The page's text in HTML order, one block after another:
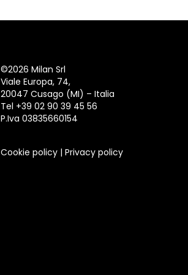
©2026 Milan Srl
Viale Europa, 74,
20047 Cusago (MI) – Italia
Tel +39 02 90 39 45 56
P.Iva 03835660154
Cookie policy | Privacy policy